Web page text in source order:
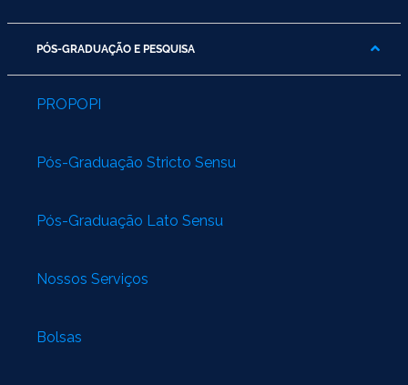
PÓS-GRADUAÇÃO E PESQUISA
PROPOPI
Pós-Graduação Stricto Sensu
Pós-Graduação Lato Sensu
Nossos Serviços
Bolsas